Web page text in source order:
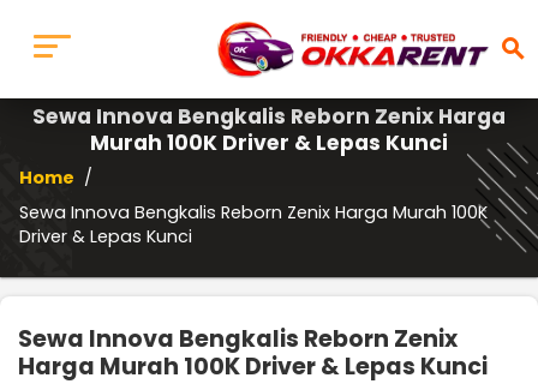
search
Sewa Innova Bengkalis Reborn Zenix Harga
Murah 100K Driver & Lepas Kunci
Home /
Sewa Innova Bengkalis Reborn Zenix Harga Murah 100K
Driver & Lepas Kunci
Sewa Innova Bengkalis Reborn Zenix
Harga Murah 100K Driver & Lepas Kunci